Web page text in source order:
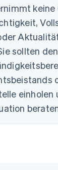
keine
sollten
einholen